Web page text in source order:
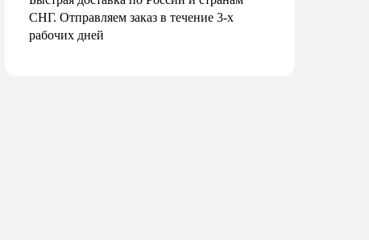
СНГ. Отправляем заказ в течение 3-х
рабочих дней